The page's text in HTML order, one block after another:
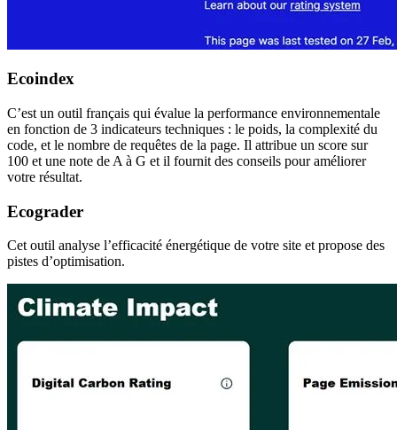
Ecoindex
C’est un outil français qui évalue la performance environnementale
en fonction de 3 indicateurs techniques : le poids, la complexité du
code, et le nombre de requêtes de la page. Il attribue un score sur
100 et une note de A à G et il fournit des conseils pour améliorer
votre résultat.
Ecograder
Cet outil analyse l’efficacité énergétique de votre site et propose des
pistes d’optimisation.